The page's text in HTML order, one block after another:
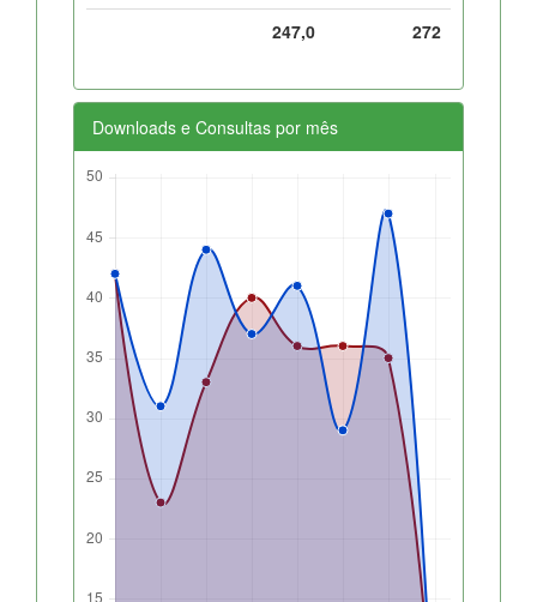
247,0
272
Downloads e Consultas por mês